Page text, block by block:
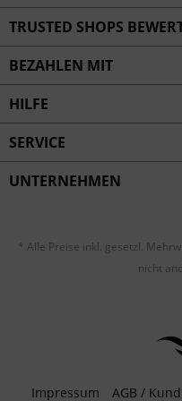
TRUSTED SHOPS
BEZAHLEN MIT
HILFE
SERVICE
UNTERNEHMEN
* Alle Preise inkl. gesetzl.
nicht
Impressum AGB /
Service